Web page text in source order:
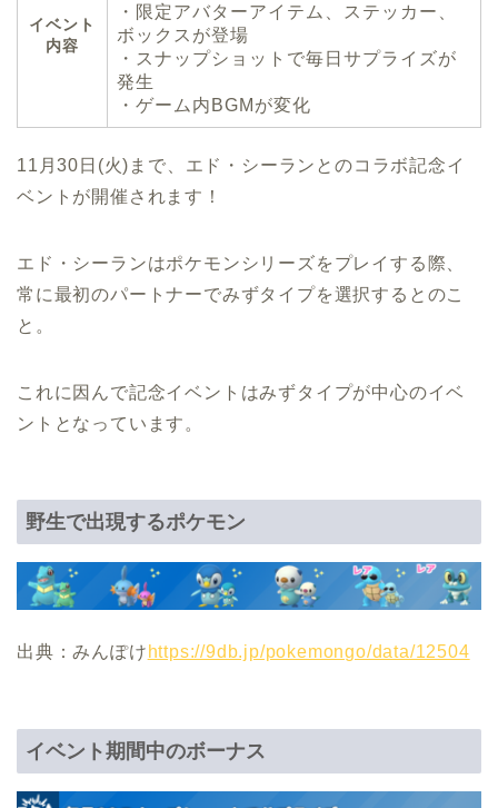
イベント
内容
・限定アバターアイテム、ステッカー、
ボックスが登場
・スナップショットで毎日サプライズが
発生
・ゲーム内BGMが変化
11月30日(火)まで、エド・シーランとのコラボ記念イ
ベントが開催されます！
エド・シーランはポケモンシリーズをプレイする際、
常に最初のパートナーでみずタイプを選択するとのこ
と。
これに因んで記念イベントはみずタイプが中心のイベ
ントとなっています。
野生で出現するポケモン
出典：みんぽけ https://9db.jp/pokemongo/data/12504
イベント期間中のボーナス